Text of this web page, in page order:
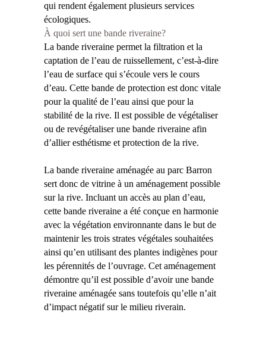
qui rendent également plusieurs services
écologiques.
À quoi sert une bande riveraine?
La bande riveraine permet la filtration et la
captation de l’eau de ruissellement, c’est-à-dire
l’eau de surface qui s’écoule vers le cours
d’eau. Cette bande de protection est donc vitale
pour la qualité de l’eau ainsi que pour la
stabilité de la rive. Il est possible de végétaliser
ou de revégétaliser une bande riveraine afin
d’allier esthétisme et protection de la rive.
La bande riveraine aménagée au parc Barron
sert donc de vitrine à un aménagement possible
sur la rive. Incluant un accès au plan d’eau,
cette bande riveraine a été conçue en harmonie
avec la végétation environnante dans le but de
maintenir les trois strates végétales souhaitées
ainsi qu’en utilisant des plantes indigènes pour
les pérennités de l’ouvrage. Cet aménagement
démontre qu’il est possible d’avoir une bande
riveraine aménagée sans toutefois qu’elle n’ait
d’impact négatif sur le milieu riverain.